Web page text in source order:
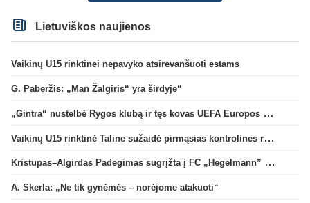
Lietuviškos naujienos
Vaikinų U15 rinktinei nepavyko atsirevanšuoti estams
G. Paberžis: „Man Žalgiris“ yra širdyje“
„Gintra“ nustelbė Rygos klubą ir tęs kovas UEFA Europos taurės atrankoje
Vaikinų U15 rinktinė Taline sužaidė pirmąsias kontrolines rungtynes
Kristupas–Algirdas Padegimas sugrįžta į FC „Hegelmann” B sudėtį
A. Skerla: „Ne tik gynėmės – norėjome atakuoti“